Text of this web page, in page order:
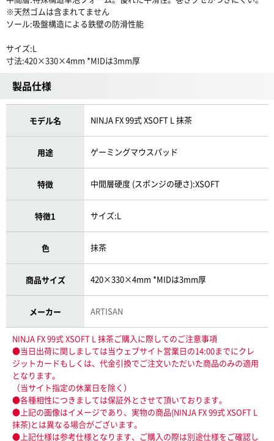
※天然ゴムは含まれてません
ソール:吸盤構造による鉄壁の防滑性能
サイズ:L
寸法:420×330×4mm *MIDは3mm厚
製品仕様
モデル名 NINJA FX 99式 XSOFT L 抹茶
用途 ゲーミングマウスパッド
特徴 中間層硬度 (スポンジの硬さ):XSOFT
特徴1 サイズ:L
色 抹茶
商品サイズ 420×330×4mm *MIDは3mm厚
メーカー ARTISAN
NINJA FX 99式 XSOFT L 抹茶ご購入に際してのご注意事項
●当日出荷に関しましては当ウェブサイト営業日の14:00までにクレ
ジットカードもしくは、代金引換でご注文いただいた商品のみの適用
となります。
（当サイト指定の休業日を除く）
●各種相性につきましては保証外とさせて頂いております。
●上記の画像はイメージであり、実物の商品(NINJA FX 99式 XSOFT L
抹茶)とは異なる場合がございます。
●上記仕様は参考仕様となります、ご購入の際は別途仕様をご確認し